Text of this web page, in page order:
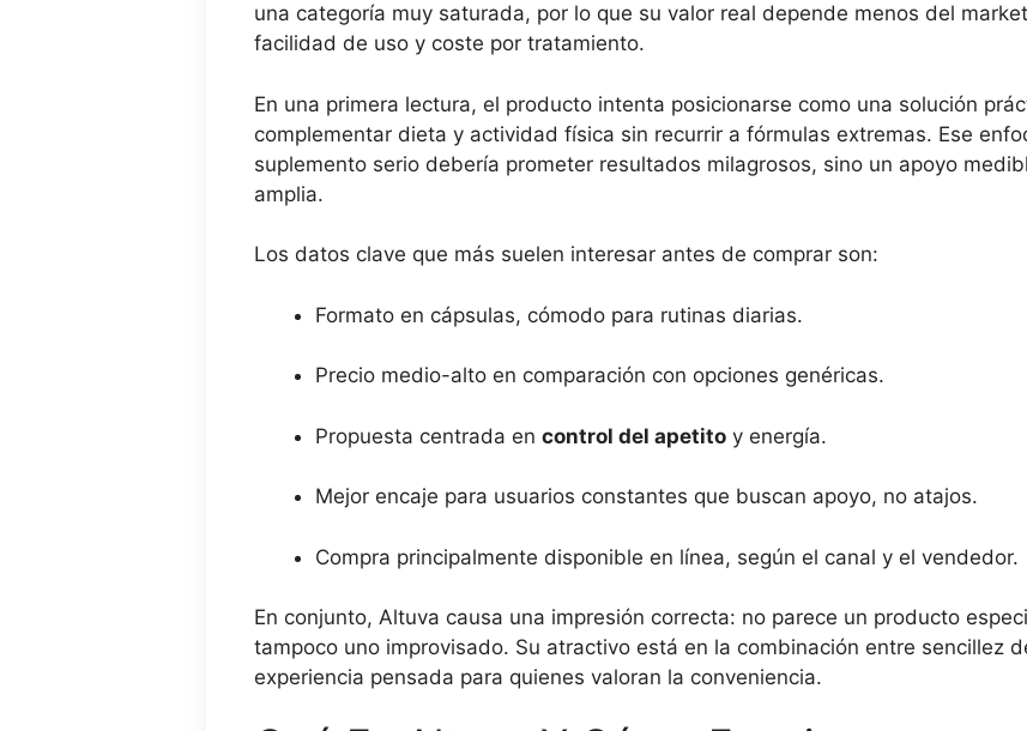
una categoría muy saturada, por lo que su valor real depende menos del
facilidad de uso y coste por tratamiento.
En una primera lectura, el producto intenta posicionarse como una solución
complementar dieta y actividad física sin recurrir a fórmulas extremas. Ese
suplemento serio debería prometer resultados milagrosos, sino un apoyo
amplia.
Los datos clave que más suelen interesar antes de comprar son:
Formato en cápsulas, cómodo para rutinas diarias.
Precio medio-alto en comparación con opciones genéricas.
Propuesta centrada en control del apetito y energía.
Mejor encaje para usuarios constantes que buscan apoyo, no atajos.
Compra principalmente disponible en línea, según el canal y el vendedor.
En conjunto, Altuva causa una impresión correcta: no parece un producto
tampoco uno improvisado. Su atractivo está en la combinación entre sencillez
experiencia pensada para quienes valoran la conveniencia.